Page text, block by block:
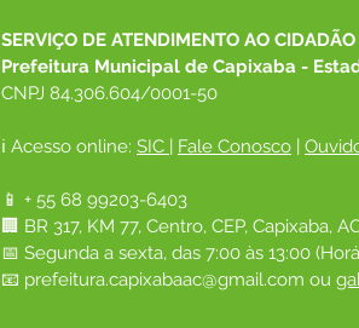
SERVIÇO DE ATENDIMENTO AO
Prefeitura Municipal de Capixaba -
CNPJ 84.306.604/0001-50
ℹ️ Acesso online: SIC | Fale Conosco |
📱 + 55 68 99203-6403
🏢 BR 317, KM 77, Centro, CEP, Capixaba,
📅 Segunda a sexta, das 7:00 às 13:00
📧 prefeitura.capixabaac@gmail.com ou